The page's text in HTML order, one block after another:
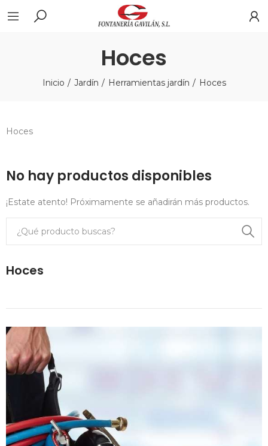
Hoces
Inicio Jardín Herramientas jardín Hoces
Hoces
No hay productos disponibles
¡Estate atento! Próximamente se añadirán más productos.
Hoces